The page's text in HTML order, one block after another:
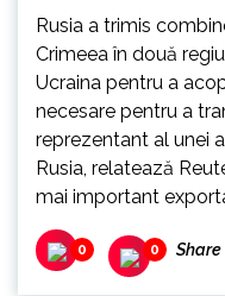
Rusia a trimis
Crimeea în două
Ucraina pentru a
necesare pentru a
reprezentant al unei
Rusia, relatează
mai important
0 0 Share